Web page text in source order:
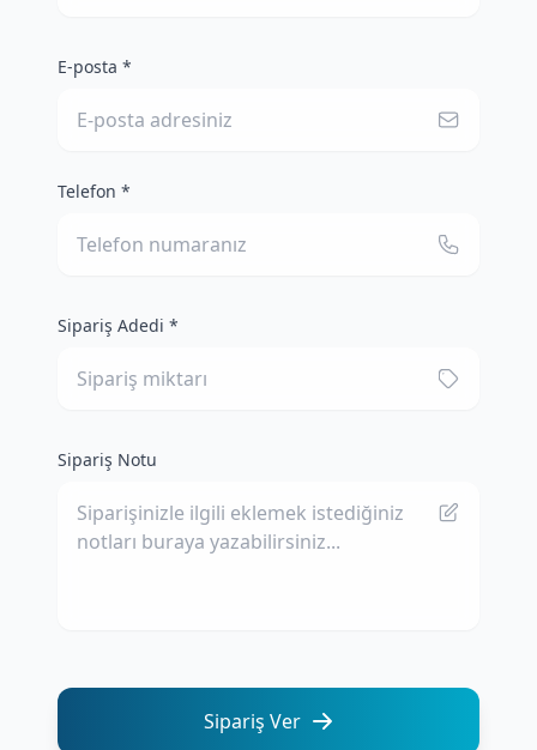
E-posta *
Telefon *
Sipariş Adedi *
Sipariş Notu
Sipariş Ver